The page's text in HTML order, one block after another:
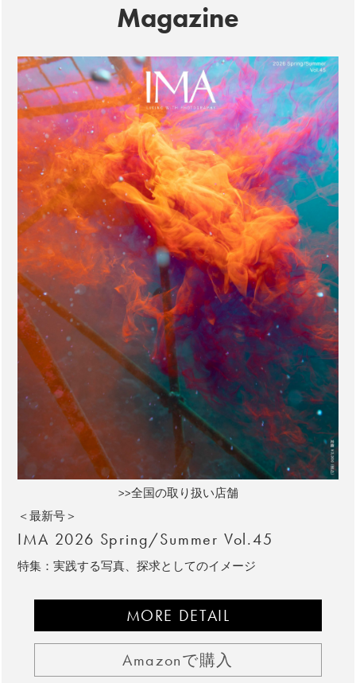
Magazine
>>全国の取り扱い店舗
＜最新号＞
IMA 2026 Spring/Summer Vol.45
特集：実践する写真、探求としてのイメージ
MORE DETAIL
Amazonで購入